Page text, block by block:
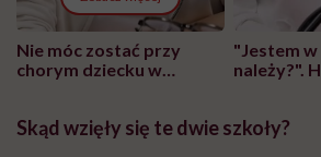
Nie móc zostać przy
chorym dziecku w
może chyba tylko
"Jestem w
należy?".
pracy
Skąd wzięły się te dwie szkoły?